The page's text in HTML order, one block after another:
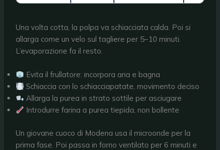
Una volta cotta, la polpa va schiacciata calda. Poi si
allarga come un velo sul tagliere per 5–10 minuti.
L’evaporazione fa il resto.
Evita il frullatore: incorpora aria e bagna
Schiaccia con lo schiacciapatate, movimento deciso
Allarga la purea in strato sottile per asciugare
Introdurre farina a purea tiepida, non bollente
Un giovane cuoco di Modena usa il microonde per la
prima fase. Poi passa in forno ventilato per 6 minuti e